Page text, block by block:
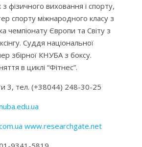
фізичного виховання і спорту,
спорту міжнародного класу з
чемпіонату Європи та Світу з
Суддя національної
збірної КНУБА з боксу.
в циклі “Фітнес”.
3, тел. (+38044) 248-30-25
www.researchgate.net